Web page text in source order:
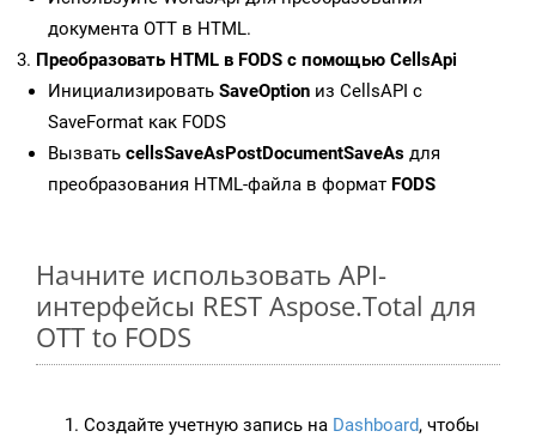
документа OTT в HTML.
Преобразовать HTML в FODS с помощью CellsApi
Инициализировать SaveOption из CellsAPI с
SaveFormat как FODS
Вызвать cellsSaveAsPostDocumentSaveAs для
преобразования HTML-файла в формат FODS
Начните использовать API-
интерфейсы REST Aspose.Total для
OTT to FODS
Создайте учетную запись на Dashboard, чтобы